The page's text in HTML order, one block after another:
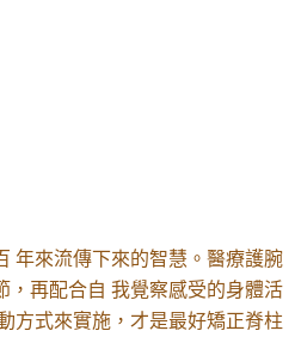
年來流傳下來的智慧。醫療護腕
，再配合自 我覺察感受的身體活
方式來實施，才是最好矯正脊柱